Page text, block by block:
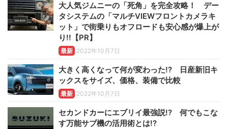
大人気ジムニーの「死角」を完全攻略！ デー
タシステムの「マルチVIEWフロントカメラキ
ット」で街乗りもオフロードも安心感が爆上が
り!!【PR】
最新 2022年10月7日
大きく高くなって何が変わった!? 日産新旧キ
ックスをサイズ、価格、装備で比較
最新 2022年10月7日
セカンドカーにエブリイ最強説!? 何でもこな
す万能サブ機の活用術とは!?